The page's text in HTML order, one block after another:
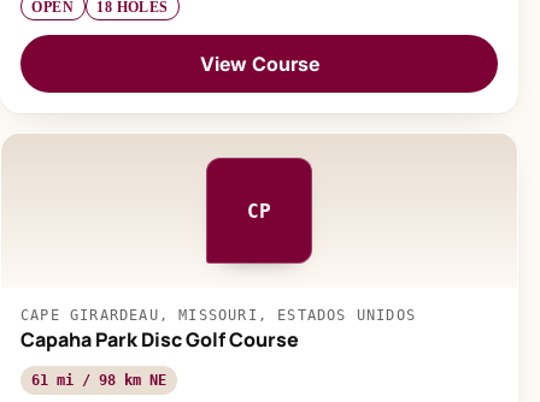
OPEN 18 HOLES
View Course
CP
CAPE GIRARDEAU, MISSOURI, ESTADOS UNIDOS
Capaha Park Disc Golf Course
61 mi / 98 km NE